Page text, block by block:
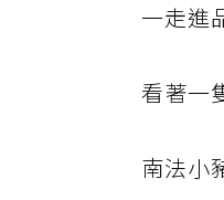
一走進
看著一
南法小